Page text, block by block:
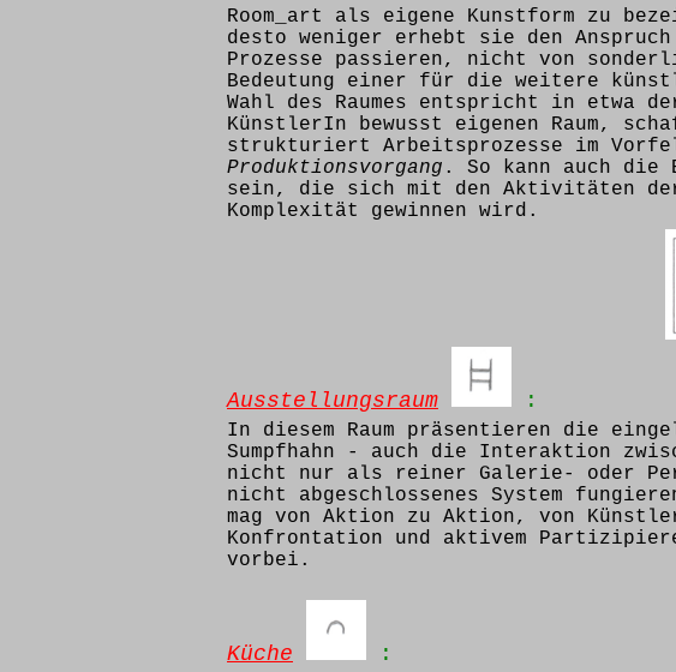
Room_art als eigene Kunstform zu
desto weniger erhebt sie den
Prozesse passieren, nicht von
Bedeutung einer für die weitere
Wahl des Raumes entspricht in etwa
KünstlerIn bewusst eigenen Raum,
strukturiert Arbeitsprozesse im
Produktionsvorgang . So kann auch die
sein, die sich mit den Aktivitäten der
Komplexität gewinnen wird.
Ausstellungsraum :
In diesem Raum präsentieren die
Sumpfhahn - auch die Interaktion
nicht nur als reiner Galerie- oder
nicht abgeschlossenes System
mag von Aktion zu Aktion, von
Konfrontation und aktivem
vorbei.
Küche :